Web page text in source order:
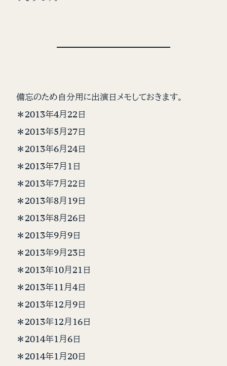
備忘のため自分用に出演日メモしておきます。
＊2013年4月22日
＊2013年5月27日
＊2013年6月24日
＊2013年7月1日
＊2013年7月22日
＊2013年8月19日
＊2013年8月26日
＊2013年9月9日
＊2013年9月23日
＊2013年10月21日
＊2013年11月4日
＊2013年12月9日
＊2013年12月16日
＊2014年1月6日
＊2014年1月20日